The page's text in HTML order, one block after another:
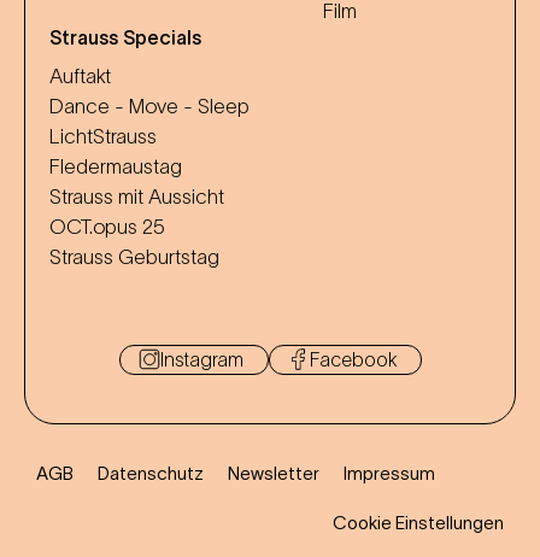
Film
Strauss Specials
Auftakt
Dance - Move - Sleep
LichtStrauss
Fledermaustag
Strauss mit Aussicht
OCT.opus 25
Strauss Geburtstag
Instagram Facebook
AGB Datenschutz Newsletter Impressum
Cookie Einstellungen